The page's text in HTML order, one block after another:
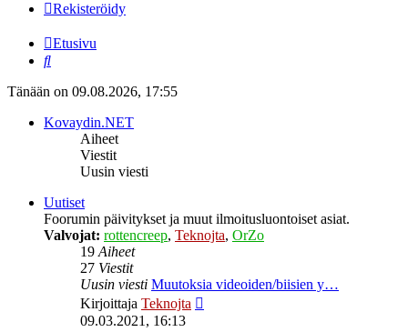
Rekisteröidy
Etusivu
Etsi
Tänään on 09.08.2026, 17:55
Kovaydin.NET
Aiheet
Viestit
Uusin viesti
Uutiset
Foorumin päivitykset ja muut ilmoitusluontoiset asiat.
Valvojat: rottencreep, Teknojta, OrZo
19Aiheet
27 Viestit
Uusin viesti Muutoksia videoiden/biisien y…
Kirjoittaja Teknojta
09.03.2021, 16:13